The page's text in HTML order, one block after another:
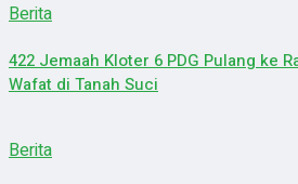
Berita
422 Jemaah Kloter 6 PDG Pulang ke
Wafat di Tanah Suci
Berita